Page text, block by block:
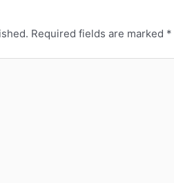
Required fields are marked *